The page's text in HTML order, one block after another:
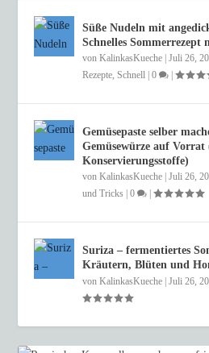
Süße Nudeln mit
Schnelles Sommerrezept
vonKalinkasKueche |Juli 26,
Rezepte ,Schnell |0 |
Gemüsepaste selber
Gemüsewürze auf Vorrat
Konservierungsstoffe)
vonKalinkasKueche |Juli 26,
und Tricks |0 |
Suriza – fermentiertes
Kräutern, Blüten und
vonKalinkasKueche |Juli 26,